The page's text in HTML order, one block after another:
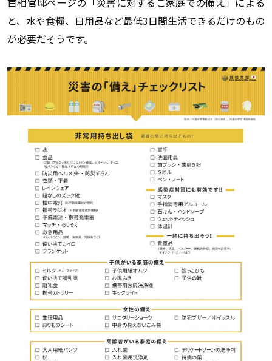
と、水や食糧、日用品など最低3日間生活できるだけのもの
が必要だそうです。